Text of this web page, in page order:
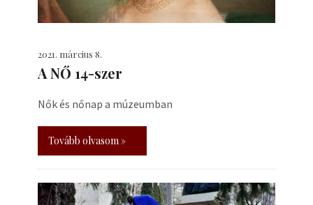
2021. március 8.
A NŐ 14-szer
Nők és nőnap a múzeumban
Tovább olvasom »